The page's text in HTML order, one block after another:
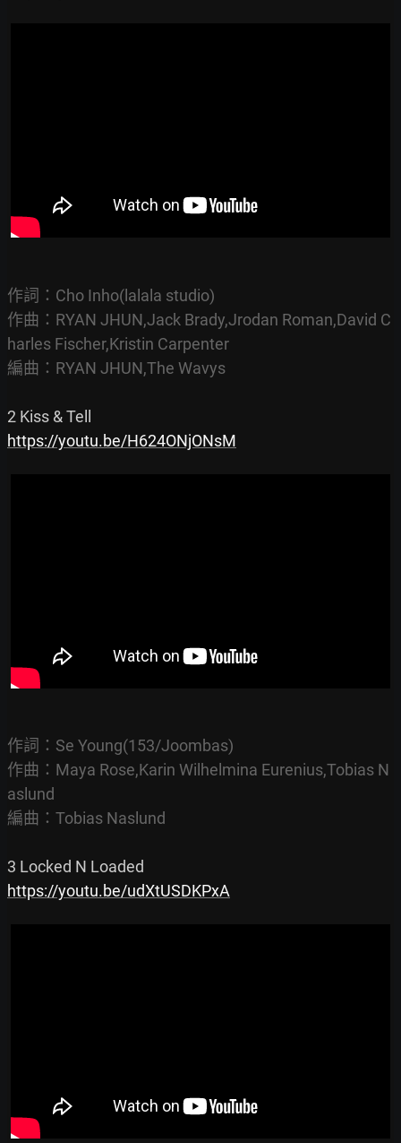
作詞：Cho Inho(lalala studio)
作曲：RYAN JHUN,Jack Brady,Jrodan Roman,David C
harles Fischer,Kristin Carpenter
編曲：RYAN JHUN,The Wavys
https://youtu.be/H624ONjONsM
作詞：Se Young(153/Joombas)
作曲：Maya Rose,Karin Wilhelmina Eurenius,Tobias N
aslund
編曲：Tobias Naslund
https://youtu.be/udXtUSDKPxA